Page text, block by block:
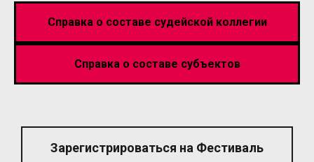
Справка о составе судейской коллегии
Справка о составе субъектов
Зарегистрироваться на Фестиваль